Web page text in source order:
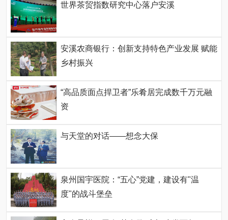
世界茶贸指数研究中心落户安溪
安溪农商银行：创新支持特色产业发展 赋能
乡村振兴
“高品质面点捍卫者”乐肴居完成数千万元融
资
与天堂的对话——想念大保
泉州国宇医院：“五心”党建，建设有"温
度"的战斗堡垒